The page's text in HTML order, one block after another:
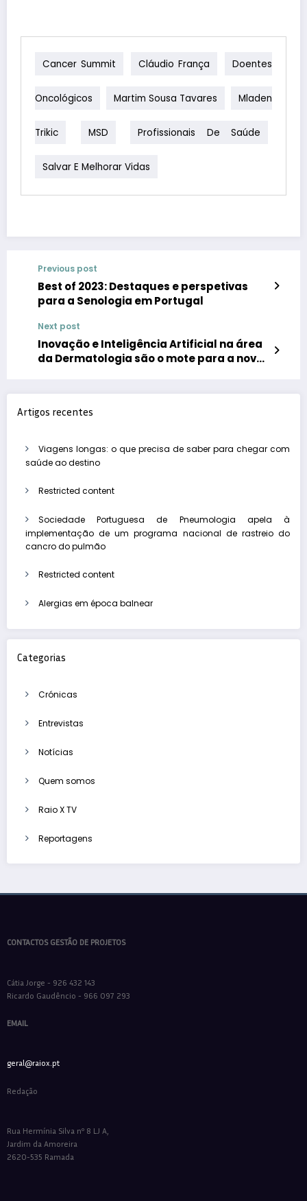
Cancer Summit Cláudio França Doentes
Oncológicos Martim Sousa Tavares Mladen
Trikic MSD Profissionais De Saúde
Salvar E Melhorar Vidas
Previous post
Best of 2023: Destaques e perspetivas
para a Senologia em Portugal
Next post
Inovação e Inteligência Artificial na área
da Dermatologia são o mote para a nova
Artigos recentes
Viagens longas: o que precisa de saber para chegar com
saúde ao destino
Restricted content
Sociedade Portuguesa de Pneumologia apela à
implementação de um programa nacional de rastreio do
cancro do pulmão
Restricted content
Alergias em época balnear
Categorias
Crónicas
Entrevistas
Notícias
Quem somos
Raio X TV
Reportagens
CONTACTOS GESTÃO DE PROJETOS
Cátia Jorge - 926 432 143
Ricardo Gaudêncio - 966 097 293
EMAIL
geral@raiox.pt
Redação
Rua Hermínia Silva nº 8 LJ A,
Jardim da Amoreira
2620-535 Ramada